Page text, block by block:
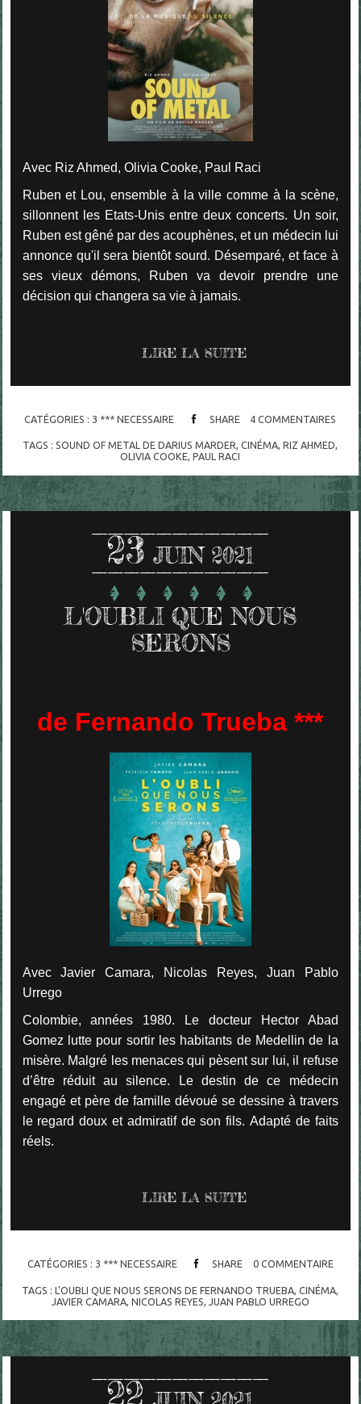
Avec Riz Ahmed, Olivia Cooke, Paul Raci
Ruben et Lou, ensemble à la ville comme à la scène,
sillonnent les Etats-Unis entre deux concerts. Un soir,
Ruben est gêné par des acouphènes, et un médecin lui
annonce qu'il sera bientôt sourd. Désemparé, et face à
ses vieux démons, Ruben va devoir prendre une
décision qui changera sa vie à jamais.
LIRE LA SUITE
CATÉGORIES : 3 *** NECESSAIRE SHARE 4 COMMENTAIRES
TAGS :SOUND OF METAL DE DARIUS MARDER,CINÉMA,RIZ AHMED,
OLIVIA COOKE,PAUL RACI
23 JUIN 2021
L'OUBLI QUE NOUS
SERONS
de Fernando Trueba ***
Avec Javier Camara, Nicolas Reyes, Juan Pablo
Urrego
Colombie, années 1980. Le docteur Hector Abad
Gomez lutte pour sortir les habitants de Medellin de la
misère. Malgré les menaces qui pèsent sur lui, il refuse
d’être réduit au silence. Le destin de ce médecin
engagé et père de famille dévoué se dessine à travers
le regard doux et admiratif de son fils.Adapté de faits
réels.
LIRE LA SUITE
CATÉGORIES : 3 *** NECESSAIRE SHARE 0 COMMENTAIRE
TAGS :L'OUBLI QUE NOUS SERONS DE FERNANDO TRUEBA,CINÉMA,
JAVIER CAMARA, NICOLAS REYES, JUAN PABLO URREGO